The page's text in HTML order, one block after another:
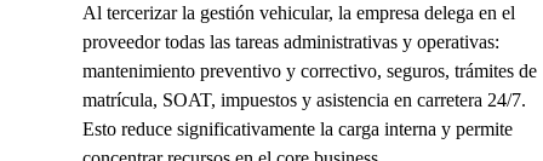
Al tercerizar la gestión vehicular, la empresa delega en el
proveedor todas las tareas administrativas y operativas:
mantenimiento preventivo y correctivo, seguros, trámites de
matrícula, SOAT, impuestos y asistencia en carretera 24/7.
Esto reduce significativamente la carga interna y permite